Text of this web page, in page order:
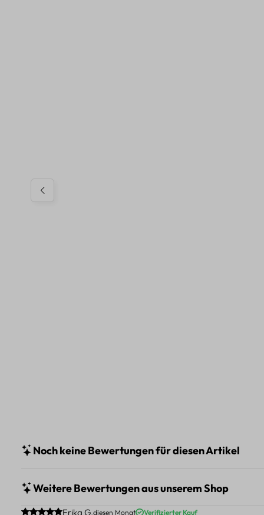
Noch keine Bewertungen für diesen Artikel
Weitere Bewertungen aus unserem Shop
Durchschnittliche Bewertung von 5 von 5 Sternen
Erika G.diesen Monat Verifizierter Kauf